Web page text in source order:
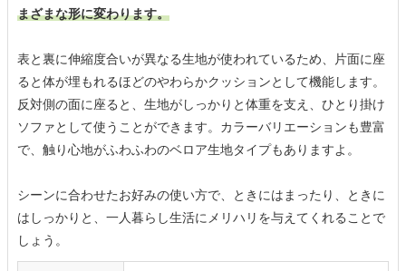
まざまな形に変わります。
表と裏に伸縮度合いが異なる生地が使われているため、片面に座
ると体が埋もれるほどのやわらかクッションとして機能します。
反対側の面に座ると、生地がしっかりと体重を支え、ひとり掛け
ソファとして使うことができます。カラーバリエーションも豊富
で、触り心地がふわふわのベロア生地タイプもありますよ。
シーンに合わせたお好みの使い方で、ときにはまったり、ときに
はしっかりと、一人暮らし生活にメリハリを与えてくれることで
しょう。